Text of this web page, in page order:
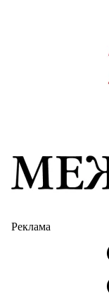
Реклама